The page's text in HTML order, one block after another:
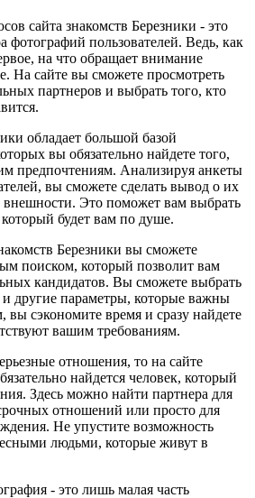
сайта знакомств Березники - это
фотографий пользователей. Ведь, как
на что обращает внимание
На сайте вы сможете просмотреть
партнеров и выбрать того, кто
обладает большой базой
вы обязательно найдете того,
предпочтениям. Анализируя анкеты
вы сможете сделать вывод о их
внешности. Это поможет вам выбрать
будет вам по душе.
Березники вы сможете
поиском, который позволит вам
кандидатов. Вы сможете выбрать
и другие параметры, которые важны
вы сэкономите время и сразу найдете
вашим требованиям.
отношения, то на сайте
найдется человек, который
Здесь можно найти партнера для
отношений или просто для
Не упустите возможность
людьми, которые живут в
- это лишь малая часть